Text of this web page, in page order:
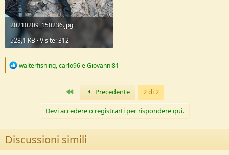
20210209_150236.jpg
528,1 KB · Visite: 312
R
:
walterfishing,carlo96eGiovanni81
Primo Precedente 2 di 2
Devi accedere o registrarti per rispondere qui.
Discussioni simili